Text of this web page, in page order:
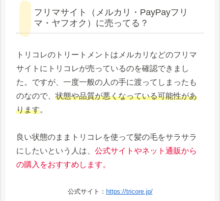
フリマサイト（メルカリ・PayPayフリ
マ・ヤフオク）に売ってる？
トリコレのトリートメントはメルカリなどのフリマ
サイトにトリコレが売っているのを確認できまし
た。ですが、一度一般の人の手に渡ってしまったも
のなので、 状態や品質が悪くなっている可能性があ
ります。
良い状態のままトリコレを使って髪の毛をサラサラ
にしたいという人は、 公式サイトやネット通販から
の購入をおすすめします。
公式サイト： https://tricore.jp/